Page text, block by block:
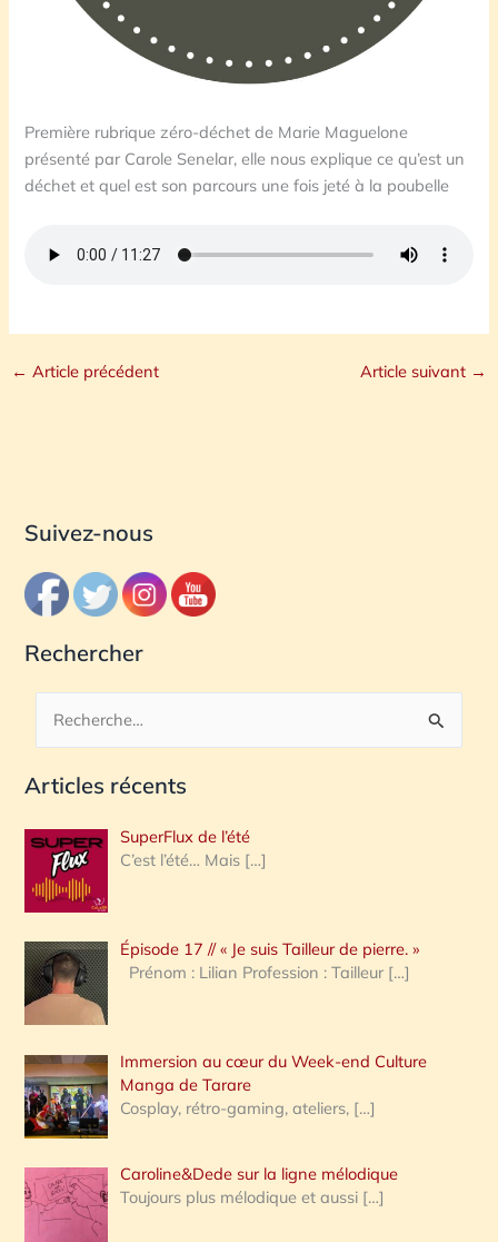
Première rubrique zéro-déchet de Marie Maguelone
présenté par Carole Senelar, elle nous explique ce qu’est un
déchet et quel est son parcours une fois jeté à la poubelle
← Article précédent Article suivant →
Suivez-nous
Rechercher
c
e
r
c
h
e
:
Articles récents
SuperFlux de l’été
C’est l’été… Mais […]
Épisode 17 // « Je suis Tailleur de pierre. »
Prénom : Lilian Profession : Tailleur […]
Immersion au cœur du Week-end Culture
Manga de Tarare
Cosplay, rétro-gaming, ateliers, […]
Caroline&Dede sur la ligne mélodique
Toujours plus mélodique et aussi […]